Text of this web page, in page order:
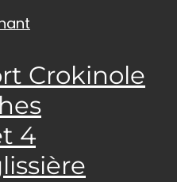
Crokinole
4